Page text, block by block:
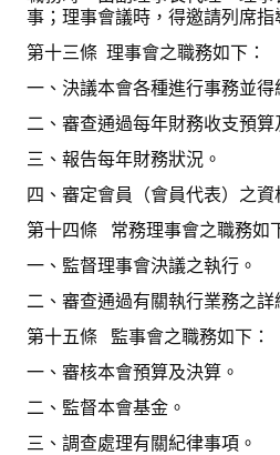
事；理事會議時，得邀請列席指
第十三條 理事會之職務如下：
一、決議本會各種進行事務並得
二、審查通過每年財務收支預算
三、報告每年財務狀況。
四、審定會員（會員代表）之資
第十四條 常務理事會之職務如
一、監督理事會決議之執行。
二、審查通過有關執行業務之詳
第十五條 監事會之職務如下：
一、審核本會預算及決算。
二、監督本會基金。
三、調查處理有關紀律事項。